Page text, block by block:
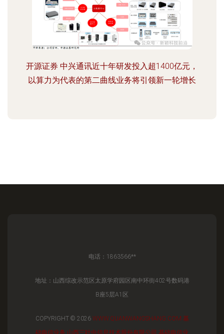
开源证券 中兴通讯近十年研发投入超1400亿元，
以算力为代表的第二曲线业务将引领新一轮增长
电话：1863566**
地址：山西综改示范区太原学府园区南中环街402号数码港
B座5层A1区
COPYRIGHT © 2026 WWW.QUANWANGSHANG.COM 基
础电信业务 山西三叶虫信息技术股份有限公司 基础电信业